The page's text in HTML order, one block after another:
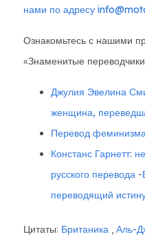
нами по адресу
Ознакомьтесь с нашими
«Знаменитые
Джулия Эвелина
женщина,
Перевод
Констанс Гарнетт:
русского перевода -
переводящий
Цитаты: Британика , Аль-